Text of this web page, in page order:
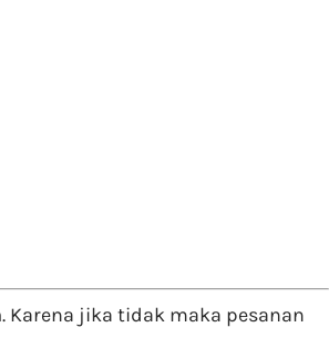
. Karena jika tidak maka pesanan